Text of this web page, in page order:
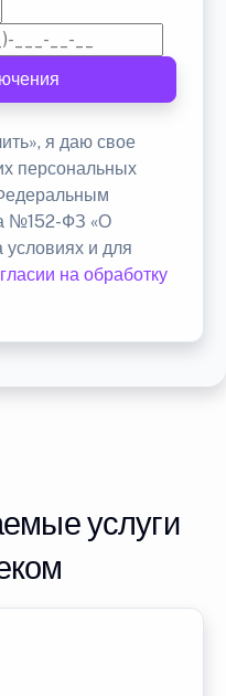
я даю свое
персональных
№152-ФЗ «О
и для
на обработку
услуги